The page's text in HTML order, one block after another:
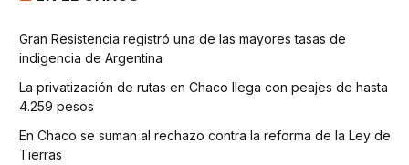
Gran Resistencia registró una de las mayores tasas de
indigencia de Argentina
La privatización de rutas en Chaco llega con peajes de hasta
4.259 pesos
En Chaco se suman al rechazo contra la reforma de la Ley de
Tierras